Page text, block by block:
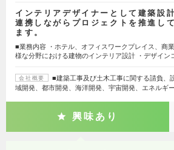
インテリアデザイナーとして建築設
連携しながらプロジェクトを推進し
ます。
■業務内容 ・ホテル、オフィスワークプレイス、商
様な分野における建物のインテリア設計 ・デザイン
会社概要
■建築工事及び土木工事に関する請負、
域開発、都市開発、海洋開発、宇宙開発、エネルギ
興味あり